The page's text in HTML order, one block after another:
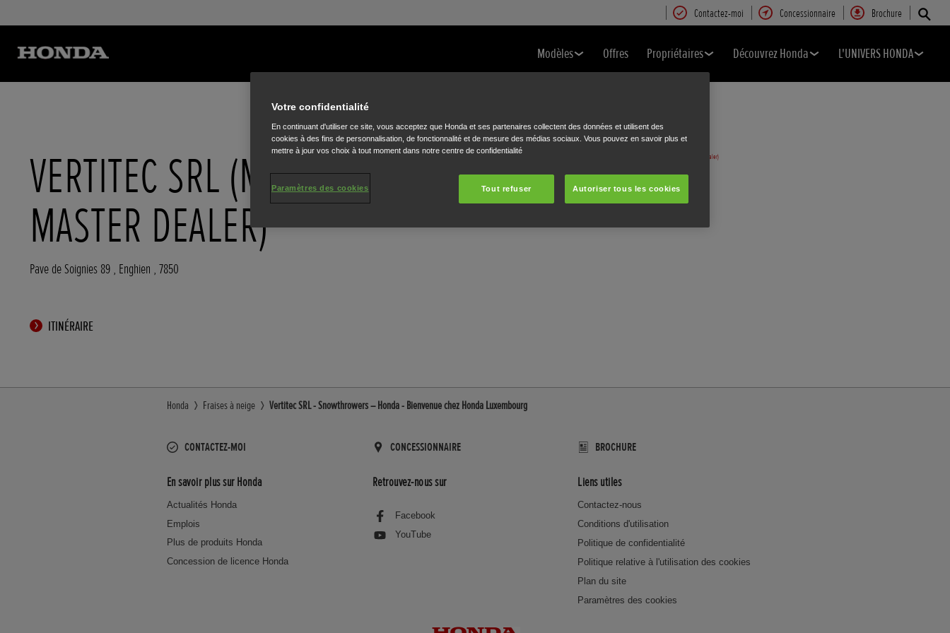
Contactez-moi Concessionnaire Brochure
Modèles Offres Propriétaires Découvrez Honda L'UNIVERS HONDA
VERTITEC SRL (MIIMO
MASTER DEALER)
Pave de Soignies 89 , Enghien , 7850
ITINÉRAIRE
Honda Fraises à neige Vertitec SRL - Snowthrowers – Honda - Bienvenue chez Honda Luxembourg
CONTACTEZ-MOI CONCESSIONNAIRE BROCHURE
En savoir plus sur Honda
Actualités Honda
Emplois
Plus de produits Honda
Concession de licence Honda
Retrouvez-nous sur
Facebook
YouTube
Liens utiles
Contactez-nous
Conditions d'utilisation
Politique de confidentialité
Politique relative à l'utilisation des cookies
Plan du site
Paramètres des cookies
Votre confidentialité
En continuant d'utiliser ce site, vous acceptez que Honda et ses partenaires collectent des données et utilisent des
cookies à des fins de personnalisation, de fonctionnalité et de mesure des médias sociaux. Vous pouvez en savoir plus et
mettre à jour vos choix à tout moment dans notre centre de confidentialité
Tout refuser Autoriser tous les cookies
Paramètres des cookies